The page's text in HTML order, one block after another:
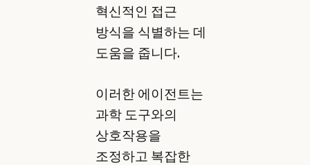
혁신적인 접근
방식을 식별하는 데
도움을 줍니다.
이러한 에이전트는
과학 도구와의
상호작용을
조정하고 복잡한